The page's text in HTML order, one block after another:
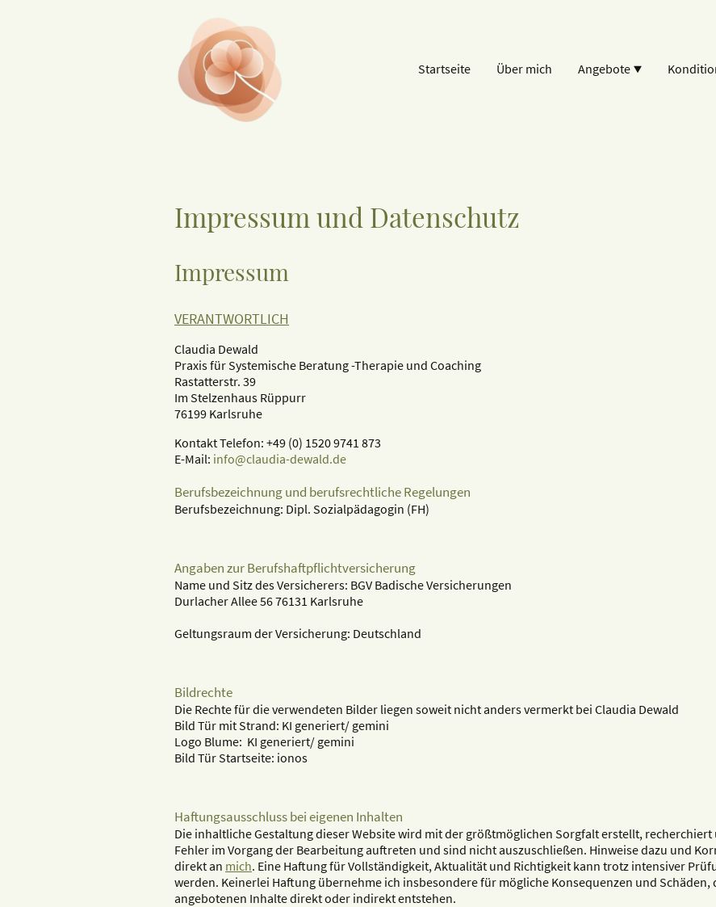
Startseite Über mich Angebote
Impressum und Datenschutz
Impressum
VERANTWORTLICH
Claudia Dewald
Praxis für Systemische Beratung -Therapie und Coaching
Rastatterstr. 39
Im Stelzenhaus Rüppurr
76199 Karlsruhe
Kontakt Telefon: +49 (0) 1520 9741 873
E-Mail: info@claudia-dewald.de
Berufsbezeichnung und berufsrechtliche Regelungen
Berufsbezeichnung: Dipl. Sozialpädagogin (FH)
Angaben zur Berufshaftpflichtversicherung
Name und Sitz des Versicherers: BGV Badische Versicherungen
Durlacher Allee 56 76131 Karlsruhe
Geltungsraum der Versicherung: Deutschland
Bildrechte
Die Rechte für die verwendeten Bilder liegen soweit nicht anders vermerkt bei Claudia Dewald
Bild Tür mit Strand: KI generiert/ gemini
Logo Blume: KI generiert/ gemini
Bild Tür Startseite: ionos
Haftungsausschluss bei eigenen Inhalten
Die inhaltliche Gestaltung dieser Website wird mit der größtmöglichen Sorgfalt erstellt,
Fehler im Vorgang der Bearbeitung auftreten und sind nicht auszuschließen. Hinweise dazu und
direkt an mich. Eine Haftung für Vollständigkeit, Aktualität und Richtigkeit kann trotz intensiver
werden. Keinerlei Haftung übernehme ich insbesondere für mögliche Konsequenzen und Schäden,
angebotenen Inhalte direkt oder indirekt entstehen.